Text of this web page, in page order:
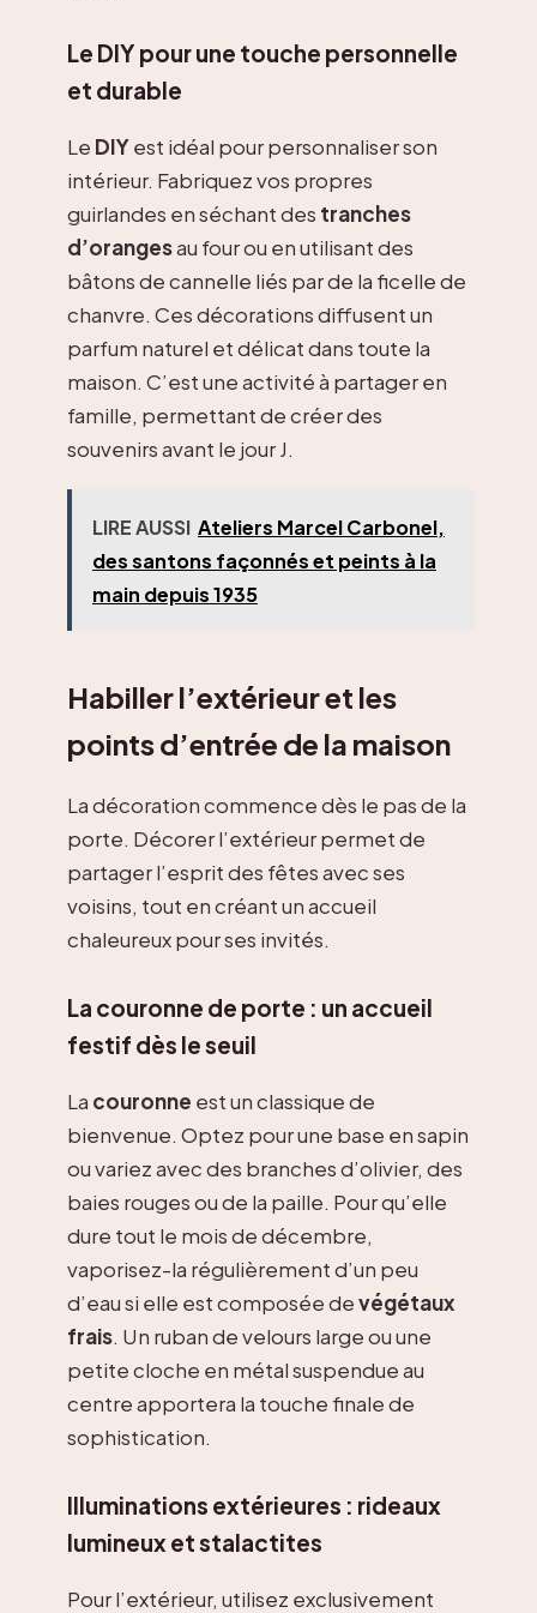
Le DIY pour une touche personnelle
et durable
Le DIYest idéal pour personnaliser son
intérieur. Fabriquez vos propres
guirlandes en séchant des tranches
d’orangesau four ou en utilisant des
bâtons de cannelle liés par de la ficelle de
chanvre. Ces décorations diffusent un
parfum naturel et délicat dans toute la
maison. C’est une activité à partager en
famille, permettant de créer des
souvenirs avant le jour J.
LIRE AUSSI Ateliers Marcel Carbonel,
des santons façonnés et peints à la
main depuis 1935
Habiller l’extérieur et les
points d’entrée de la maison
La décoration commence dès le pas de la
porte. Décorer l’extérieur permet de
partager l’esprit des fêtes avec ses
voisins, tout en créant un accueil
chaleureux pour ses invités.
La couronne de porte : un accueil
festif dès le seuil
La couronne est un classique de
bienvenue. Optez pour une base en sapin
ou variez avec des branches d’olivier, des
baies rouges ou de la paille. Pour qu’elle
dure tout le mois de décembre,
vaporisez-la régulièrement d’un peu
d’eau si elle est composée devégétaux
frais. Un ruban de velours large ou une
petite cloche en métal suspendue au
centre apportera la touche finale de
sophistication.
Illuminations extérieures : rideaux
lumineux et stalactites
Pour l’extérieur, utilisez exclusivement